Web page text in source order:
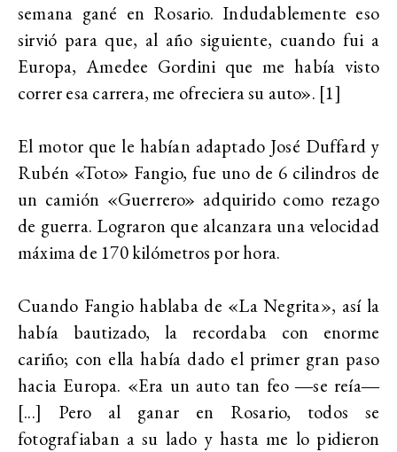
semana gané en Rosario. Indudablemente eso
sirvió para que, al año siguiente, cuando fui a
Europa, Amedee Gordini que me había visto
correr esa carrera, me ofreciera su auto». [1]
El motor que le habían adaptado José Duffard y
Rubén «Toto» Fangio, fue uno de 6 cilindros de
un camión «Guerrero» adquirido como rezago
de guerra. Lograron que alcanzara una velocidad
máxima de 170 kilómetros por hora.
Cuando Fangio hablaba de «La Negrita», así la
había bautizado, la recordaba con enorme
cariño; con ella había dado el primer gran paso
hacia Europa. «Era un auto tan feo ―se reía―
[...] Pero al ganar en Rosario, todos se
fotografiaban a su lado y hasta me lo pidieron